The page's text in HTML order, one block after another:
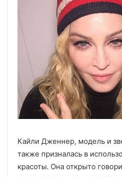
Кайли Дженнер, модель и
также призналась в
красоты. Она открыто